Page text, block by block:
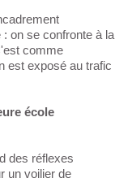
on se confronte à la
comme
est exposé au trafic
école
des réflexes
un voilier de